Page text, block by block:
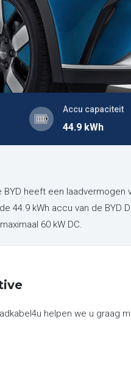
Accu capaciteit
44.9 kWh
heeft een
44.9 kWh accu van de BYD
60 kW DC.
helpen we u